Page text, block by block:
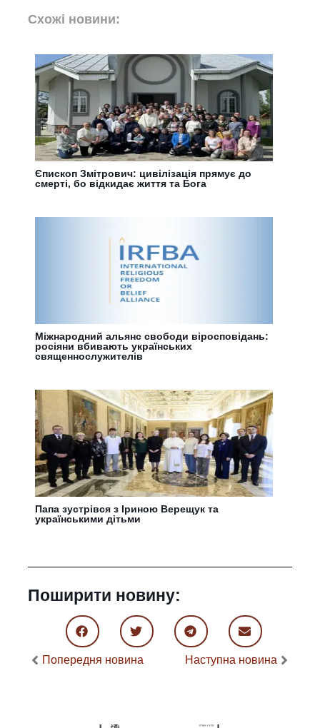
Схожі новини:
Єпископ Змітрович: цивілізація прямує до
смерті, бо відкидає життя та Бога
Міжнародний альянс свободи віросповідань:
росіяни вбивають українських
священнослужителів
Папа зустрівся з Іриною Верещук та
українськими дітьми
Поширити новину:
Попередня новина Наступна новина